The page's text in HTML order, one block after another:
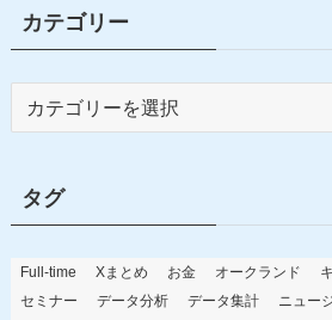
カテゴリー
ー
タグ
Full-time Xまとめ お金 オークランド
セミナー
データ分析 データ集計
ニュー